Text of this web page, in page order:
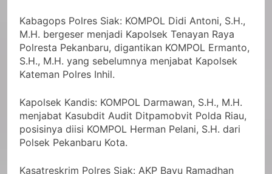
Kabagops Polres Siak: KOMPOL Didi Antoni, S.H.,
M.H. bergeser menjadi Kapolsek Tenayan Raya
Polresta Pekanbaru, digantikan KOMPOL Ermanto,
S.H., M.H. yang sebelumnya menjabat Kapolsek
Kateman Polres Inhil.
Kapolsek Kandis: KOMPOL Darmawan, S.H., M.H.
menjabat Kasubdit Audit Ditpamobvit Polda Riau,
posisinya diisi KOMPOL Herman Pelani, S.H. dari
Polsek Pekanbaru Kota.
Kasatreskrim Polres Siak: AKP Bayu Ramadhan